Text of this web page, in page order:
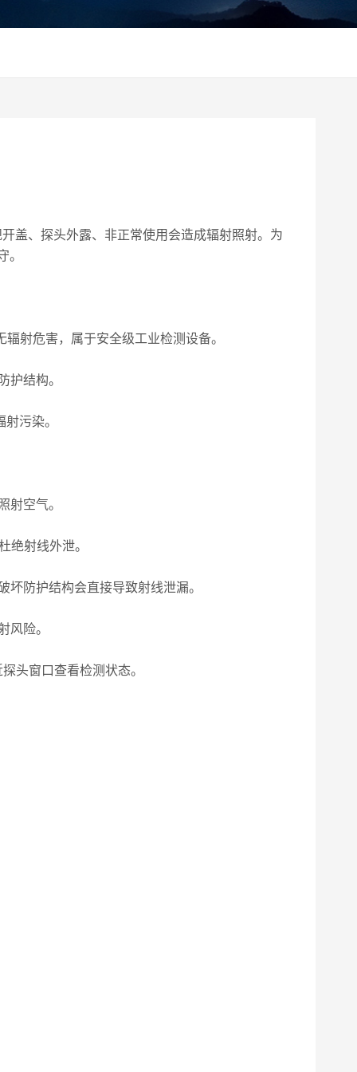
盖、探头外露、非正常使用会造成辐射照射。为
。
射危害，属于安全级工业检测设备。
结构。
污染。
空气。
射线外泄。
防护结构会直接导致射线泄漏。
风险。
头窗口查看检测状态。